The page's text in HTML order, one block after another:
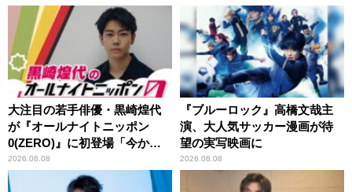
大注目の若手俳優・黒崎煌代
が『オールナイトニッポン
0(ZERO)』に初登場「今から
とてもワクワクしておりま
す！」
2026.08.08
『ブルーロック』高橋文哉主
演、大人気サッカー漫画が待
望の実写映画に
2026.08.08